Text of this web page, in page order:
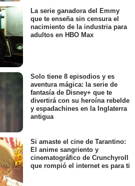
La serie ganadora del Emmy
que te enseña sin censura el
nacimiento de la industria para
adultos en HBO Max
Solo tiene 8 episodios y es
aventura mágica: la serie de
fantasía de Disney+ que te
divertirá con su heroína rebelde
y espadachines en la Inglaterra
antigua
Si amaste el cine de Tarantino:
El anime sangriento y
cinematográfico de Crunchyroll
que rompió el internet es para ti